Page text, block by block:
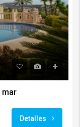
mar
Detalles